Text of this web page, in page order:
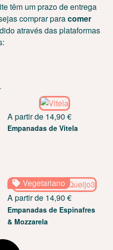
têm um prazo de entrega
comprar paracomer
através das plataformas
A partir de 14,90 €
Empanadas de Vitela
Vegetariano
A partir de 14,90 €
Empanadas de Espinafres
& Mozzarela